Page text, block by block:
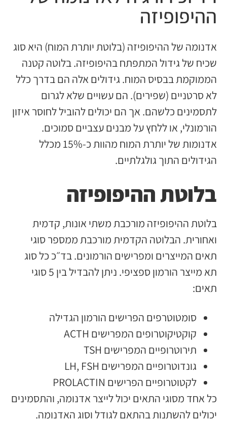
ההיפופיזה
אדנומה של ההיפופיזה (בלוטת יותרת המוח) היא סוג
שכיח של גידול המתפתח בהיפופיזה. בלוטה קטנה
הממוקמת בבסיס המוח. גידולים אלה הם בדרך כלל
לא סרטניים (שפירים). הם עשויים שלא לגרום
לתסמינים כלשהם. אך הם יכולים להוביל לחוסר איזון
הורמונלי, או ללחץ על מבנים עצביים סמוכים.
אדנומות של יותרת המוח מהוות כ-15% מכלל
הגידולים התוך גולגלתיים.
בלוטת ההיפופיזה
בלוטת ההיפופיזה מורכבת משתי אונות, קדמית
ואחורית. הבלוטה הקדמית מורכבת ממספר סוגי
תאים המייצרים ומפרישים הורמונים. בד״כ כל סוג
תא מייצר הורמון ספציפי. ניתן להבדיל בין 5 סוגי
תאים:
סומטוטרפים הפרישים הורמון הגדילה
קוקטיקוטרופים המפרישים ACTH
תירוטרופיים המפרישים TSH
גונדוטרופיים המפרישים LH, FSH
לקטוטרופיים הפרישים PROLACTIN
כל אחד מסוגי התאים יכול לייצר אדנומה, והתסמינים
יכולים להשתנות בהתאם לגודל וסוג האדנומה.